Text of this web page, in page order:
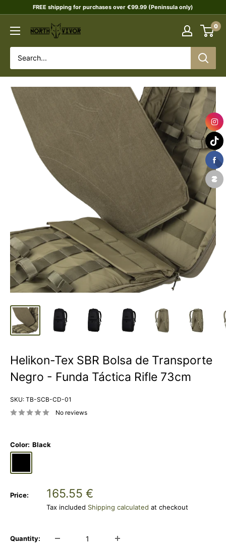
content
FREE shipping for purchases over €99.99 (Peninsula only)
NORTHVIVOR 0
Helikon-Tex SBR Bolsa de Transporte
Negro - Funda Táctica Rifle 73cm
SKU: TB-SCB-CD-01
No reviews
Color: Black
Green
Black
A
Price:
Sale
price
165.55 €
Tax included Shipping calculated at checkout
Quantity: